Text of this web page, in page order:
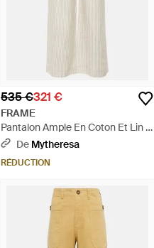
535 €321 €
FRAME
Pantalon Ample En Coton Et Lin -
Blanc
De Mytheresa
RÉDUCTION